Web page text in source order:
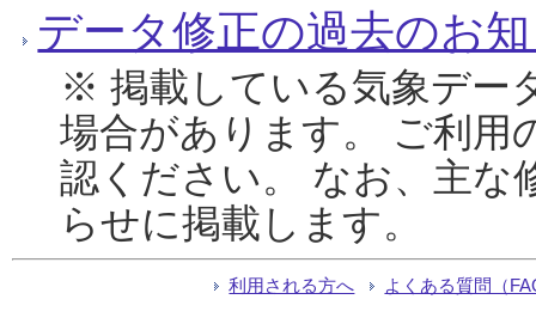
データ修正の過去のお
※ 掲載している気象デー
場合があります。 ご利用
認ください。 なお、主な
らせに掲載します。
利用される方へ よくある質問（